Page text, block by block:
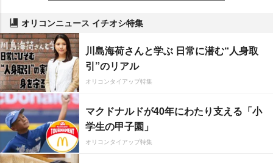
オリコンニュース イチオシ特集
川島海荷さんと学ぶ 日常に潜む“人身取
引”のリアル
オリコンタイアップ特集
マクドナルドが40年にわたり支える「小
学生の甲子園」
オリコンタイアップ特集